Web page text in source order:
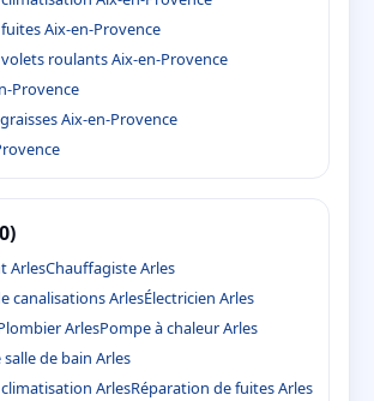
Aix-en-Provence
roulants Aix-en-Provence
Provence
Aix-en-Provence
ArlesChauffagiste Arles
canalisations ArlesÉlectricien Arles
ArlesPompe à chaleur Arles
de bain Arles
ArlesRéparation de fuites Arles